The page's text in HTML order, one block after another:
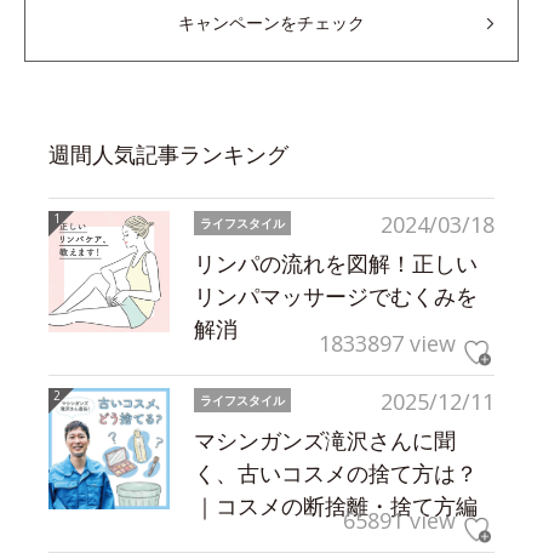
キャンペーンをチェック
週間人気記事ランキング
2024/03/18
ライフスタイル
リンパの流れを図解！正しい
リンパマッサージでむくみを
解消
1833897 view
2025/12/11
ライフスタイル
マシンガンズ滝沢さんに聞
く、古いコスメの捨て方は？
｜コスメの断捨離・捨て方編
65891 view